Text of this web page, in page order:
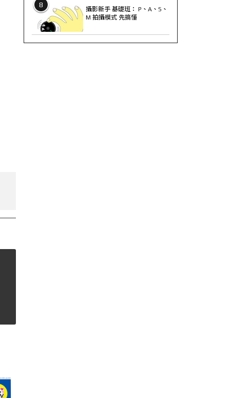
8
攝影新手 基礎班： P、A、S、
M 拍攝模式 先搞懂